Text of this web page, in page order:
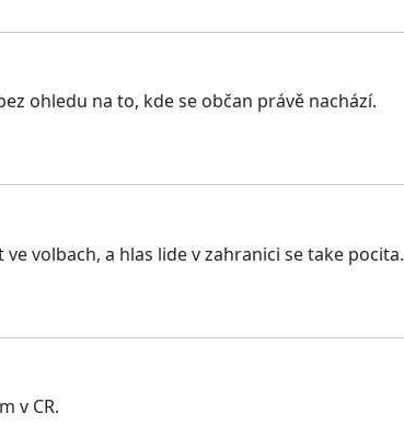
ohledu na to, kde se občan právě nachází.
volbach, a hlas lide v zahranici se take pocita.
v CR.